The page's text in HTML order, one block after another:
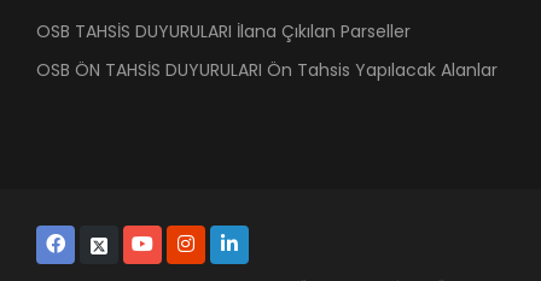
OSB TAHSİS DUYURULARI İlana Çıkılan Parseller
OSB ÖN TAHSİS DUYURULARI Ön Tahsis Yapılacak Alanlar